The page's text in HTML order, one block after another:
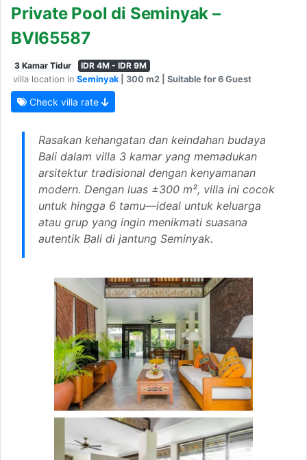
Private Pool di Seminyak –
BVI65587
3 Kamar Tidur
IDR 4M - IDR 9M
villa location in Seminyak| 300 m2 | Suitable for 6 Guest
Check villa rate
Rasakan kehangatan dan keindahan budaya
Bali dalam villa 3 kamar yang memadukan
arsitektur tradisional dengan kenyamanan
modern. Dengan luas ±300 m², villa ini cocok
untuk hingga 6 tamu—ideal untuk keluarga
atau grup yang ingin menikmati suasana
autentik Bali di jantung Seminyak.